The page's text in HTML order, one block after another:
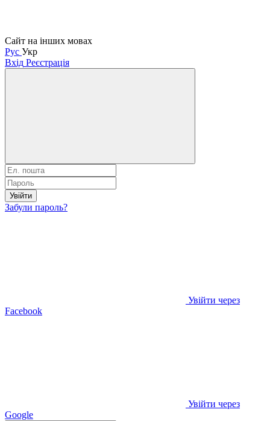
Сайт на інших мовах
Рус Укр
Вхід Реєстрація
Увійти
Забули пароль?
Увійти через
Facebook
Увійти через
Google